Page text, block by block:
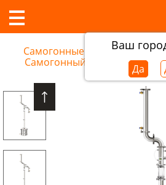
Ваш
Да
Самогонные аппараты в
Самогонный аппарат